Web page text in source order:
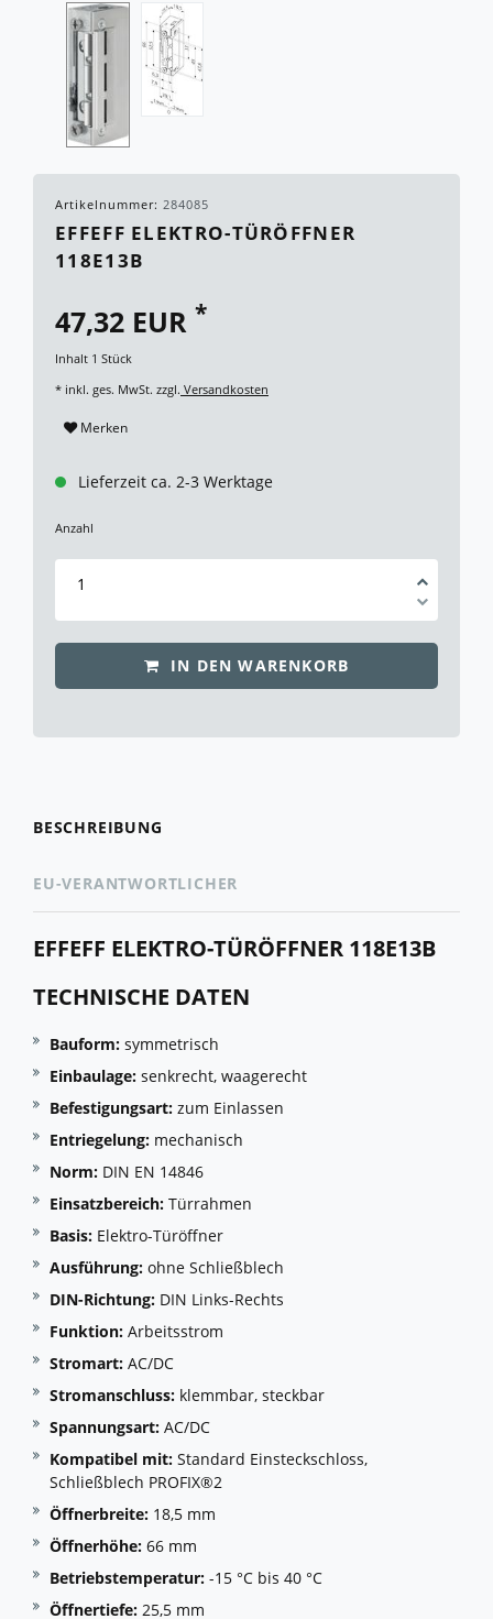
Artikelnummer: 284085
EFFEFF ELEKTRO-TÜRÖFFNER
118E13B
47,32 EUR *
Inhalt 1 Stück
* inkl. ges. MwSt. zzgl. Versandkosten
Merken
Lieferzeit ca. 2-3 Werktage
Anzahl
IN DEN WARENKORB
BESCHREIBUNG
EU-VERANTWORTLICHER
EFFEFF ELEKTRO-TÜRÖFFNER 118E13B
TECHNISCHE DATEN
Bauform: symmetrisch
Einbaulage: senkrecht, waagerecht
Befestigungsart: zum Einlassen
Entriegelung: mechanisch
Norm: DIN EN 14846
Einsatzbereich: Türrahmen
Basis: Elektro-Türöffner
Ausführung: ohne Schließblech
DIN-Richtung: DIN Links-Rechts
Funktion: Arbeitsstrom
Stromart: AC/DC
Stromanschluss: klemmbar, steckbar
Spannungsart: AC/DC
Kompatibel mit: Standard Einsteckschloss,
Schließblech PROFIX®2
Öffnerbreite: 18,5 mm
Öffnerhöhe: 66 mm
Betriebstemperatur: -15 °C bis 40 °C
Öffnertiefe: 25,5 mm